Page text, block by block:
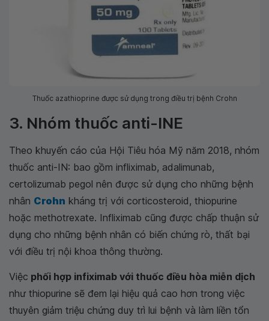
Thuốc azathioprine được sử dụng trong điều trị bệnh Crohn
3. Nhóm thuốc anti-INE
Theo khuyến cáo của Hội Tiêu hóa Mỹ năm 2018, nhóm
thuốc anti-IN: bao gồm infliximab, adalimunab,
certolizumab pegol nên được sử dụng cho những bệnh
nhân Crohn kháng trị với corticosteroid, thiopurine
hoặc methotrexate. Infliximab cũng được chấp thuận sử
dụng cho những bệnh nhân có biến chứng rò, thất bại
với điều trị nội khoa thông thường.
Việc phối hợp infiximab với thuốc điều hòa miễn dịch
như thiopurine sẽ đem lại hiệu quả cao hơn trong việc
thuyên giảm triệu chứng duy trì lui bệnh và làm liền tổn